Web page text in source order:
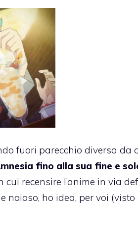
fuori parecchio diversa da
fino alla sua fine e
recensire l’anime in via
noioso, ho idea, per voi (visto